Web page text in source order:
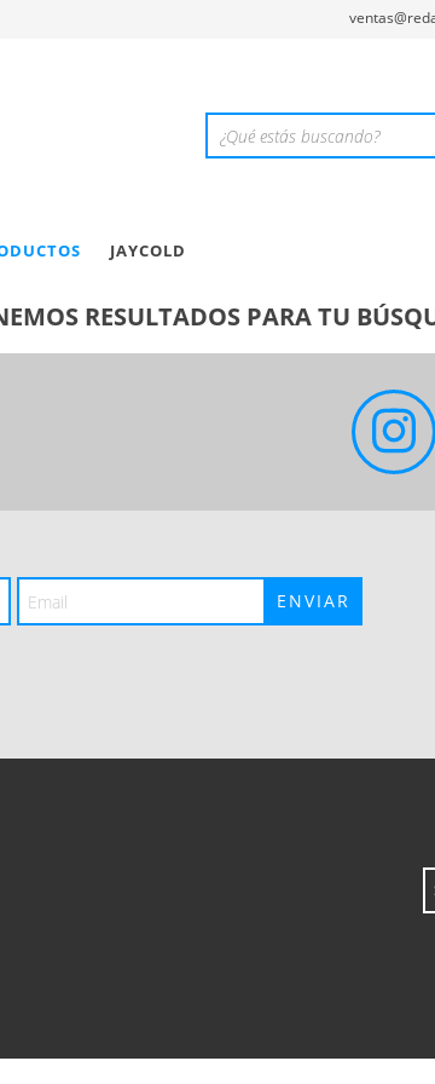
JAYCOLD
RESULTADOS PARA TU